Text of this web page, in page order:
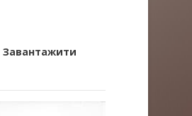
Завантажити